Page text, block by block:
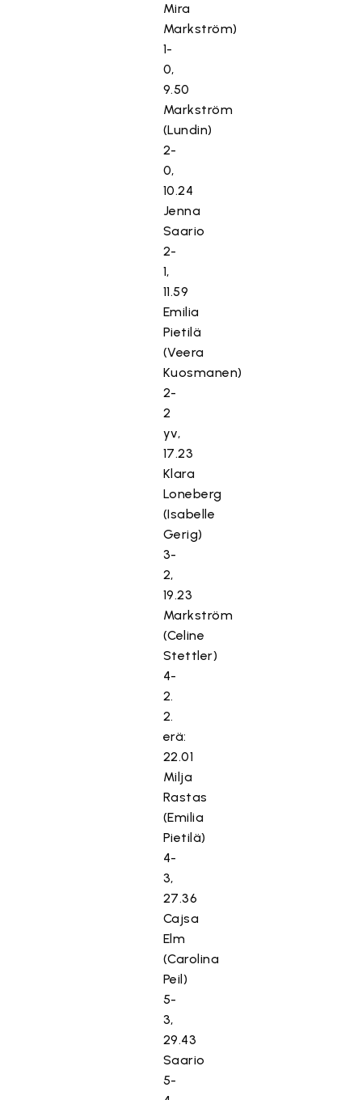
Mira
Markström)
1-
0,
9.50
Markström
(Lundin)
2-
0,
10.24
Jenna
Saario
2-
1,
11.59
Emilia
Pietilä
(Veera
Kuosmanen)
2-
2
yv,
17.23
Klara
Loneberg
(Isabelle
Gerig)
3-
2,
19.23
Markström
(Celine
Stettler)
4-
2.
2.
erä:
22.01
Milja
Rastas
(Emilia
Pietilä)
4-
3,
27.36
Cajsa
Elm
(Carolina
Peil)
5-
3,
29.43
Saario
5-